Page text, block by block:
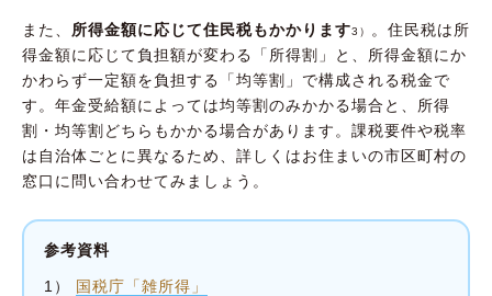
また、 所得金額に応じて住民税もかかります3）
。住民税は所
得金額に応じて負担額が変わる「所得割」と、所得金額にか
かわらず一定額を負担する「均等割」で構成される税金で
す。年金受給額によっては均等割のみかかる場合と、所得
割・均等割どちらもかかる場合があります。課税要件や税率
は自治体ごとに異なるため、詳しくはお住まいの市区町村の
窓口に問い合わせてみましょう。
参考資料
1）
国税庁「雑所得」